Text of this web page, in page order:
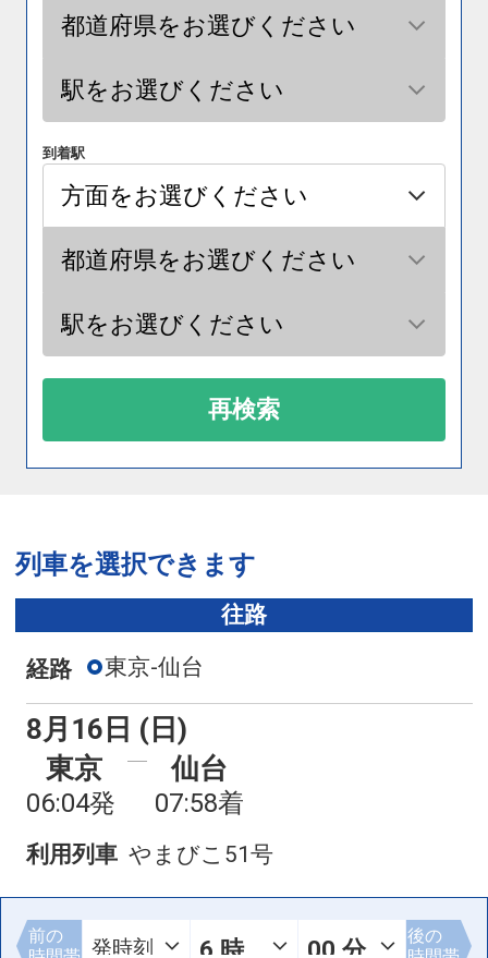
到着駅
再検索
列車を選択できます
往路
経路 東京-仙台
8月16日 (日)
東京
06:04発
仙台
07:58着
利用列車 やまびこ51号
前の
後の